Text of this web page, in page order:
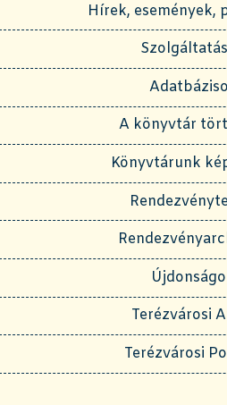
Hírek, események,
A könyvtár
Könyvtárunk
Terézvárosi
Terézvárosi